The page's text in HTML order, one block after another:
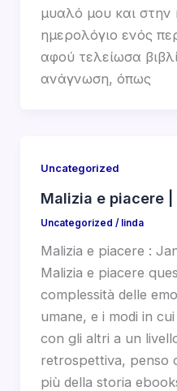
μυαλό μου και
ημερολόγιο ενός
αφού τελείωσα
ανάγνωση, όπως
Uncategorized
Malizia e piacere
Uncategorized / linda
Malizia e piacere :
Malizia e piacere
complessità delle
umane, e i modi in
con gli altri a un
retrospettiva, penso
più della storia